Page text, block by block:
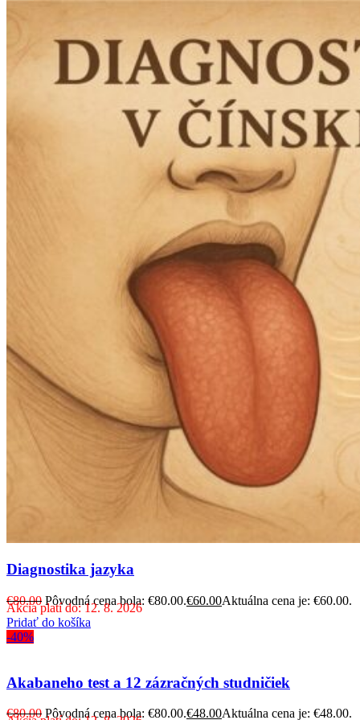
Diagnostika jazyka
€80.00 Pôvodná cena bola: €80.00.€60.00Aktuálna cena je: €60.00.
Akcia platí do: 12. 8. 2026
Pridať do košíka
-40%
Akabaneho test a 12 zázračných studničiek
€80.00 Pôvodná cena bola: €80.00.€48.00Aktuálna cena je: €48.00.